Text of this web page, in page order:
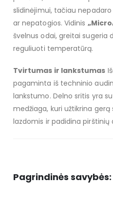
slidinėjimui, tačiau
ar nepatogios. Vidinis
švelnus odai, greitai sugeria
reguliuoti temperatūrą.
Tvirtumas ir lankstumas
pagaminta iš techninio
lankstumo. Delno sritis yra
medžiaga, kuri užtikrina
lazdomis ir padidina
Pagrindinės savybės: